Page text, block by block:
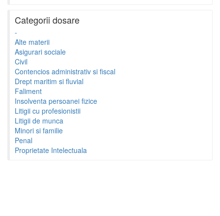
Categorii dosare
-
Alte materii
Asigurari sociale
Civil
Contencios administrativ si fiscal
Drept maritim si fluvial
Faliment
Insolventa persoanei fizice
Litigii cu profesionistii
Litigii de munca
Minori si familie
Penal
Proprietate Intelectuala